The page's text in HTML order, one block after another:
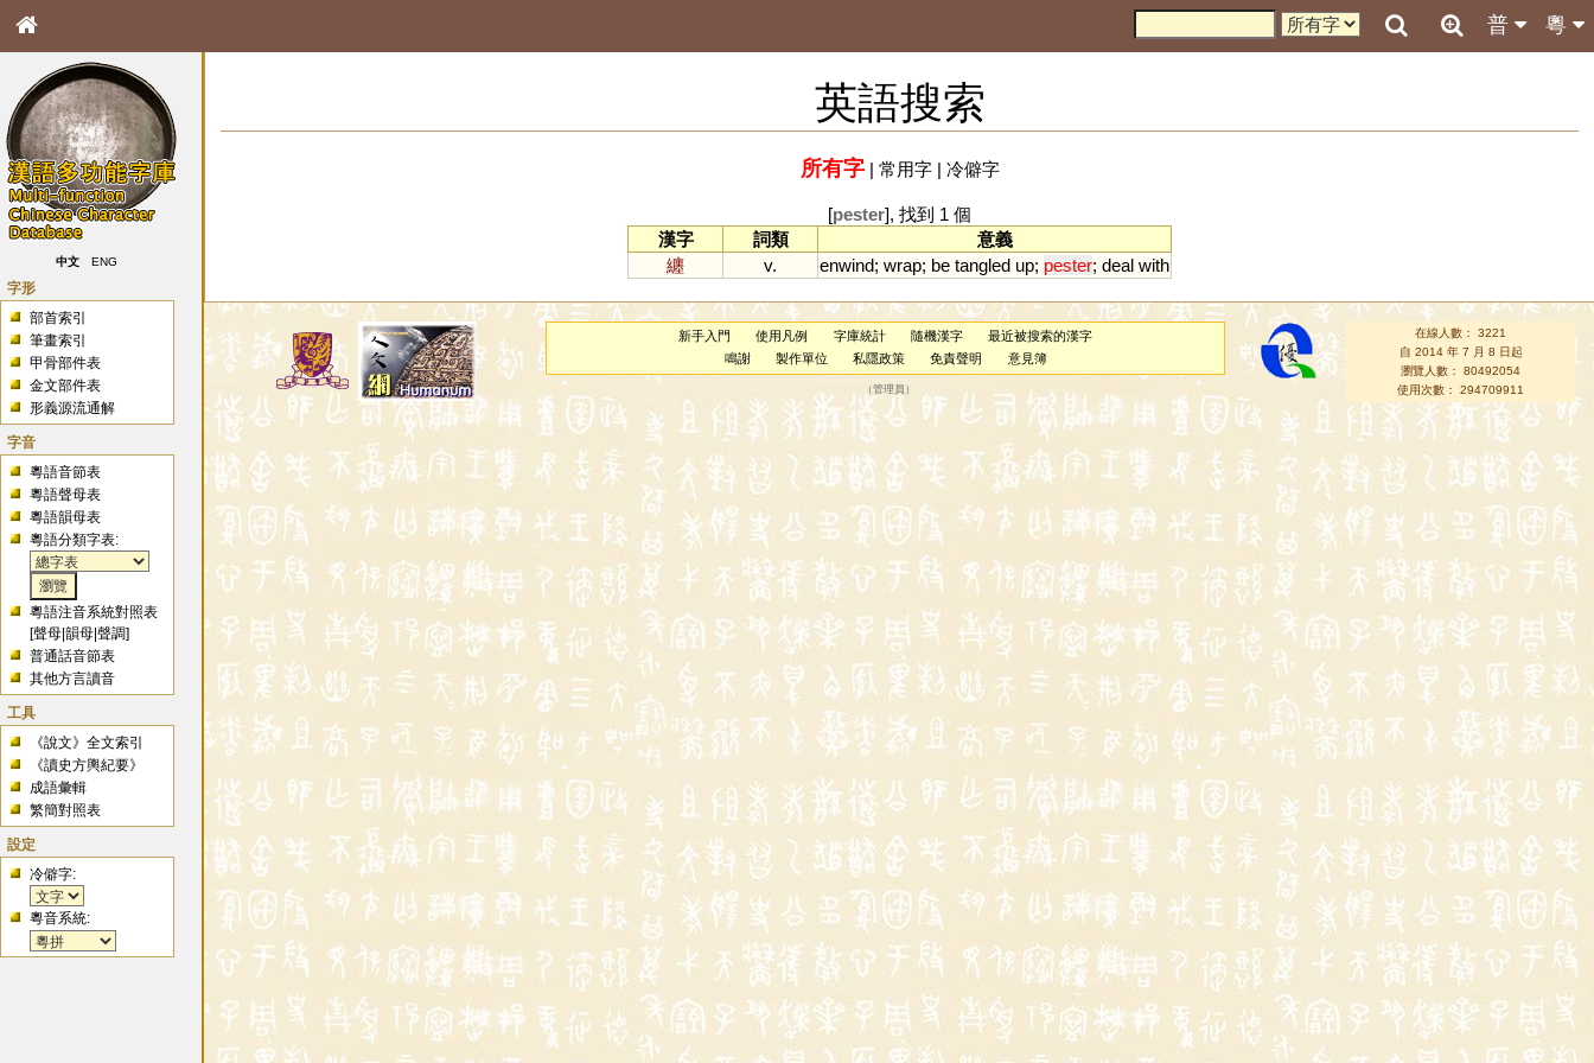
粵
普
中文 ENG
字形
部首索引
筆畫索引
甲骨部件表
金文部件表
形義源流通解
字音
粵語音節表
粵語聲母表
粵語韻母表
粵語分類字表:
粵語注音系統對照表
[聲母 |韻母 |聲調]
普通話音節表
其他方言讀音
工具
《說文》全文索引
《讀史方輿紀要》
成語彙輯
繁簡對照表
設定
冷僻字:
粵音系統:
英語搜索
所有字| 常用字| 冷僻字
[pester], 找到 1 個
漢字
詞類
意義
纏
v. enwind; wrap; be tangled up; pester; deal with
新手入門 使用凡例 字庫統計 隨機漢字
最近被搜索的漢字
鳴謝
製作單位 私隱政策 免責聲明 意見簿
（管理員 ）
在線人數： 3221
自 2014 年 7 月 8 日起
瀏覽人數： 80492054
使用次數： 294709911